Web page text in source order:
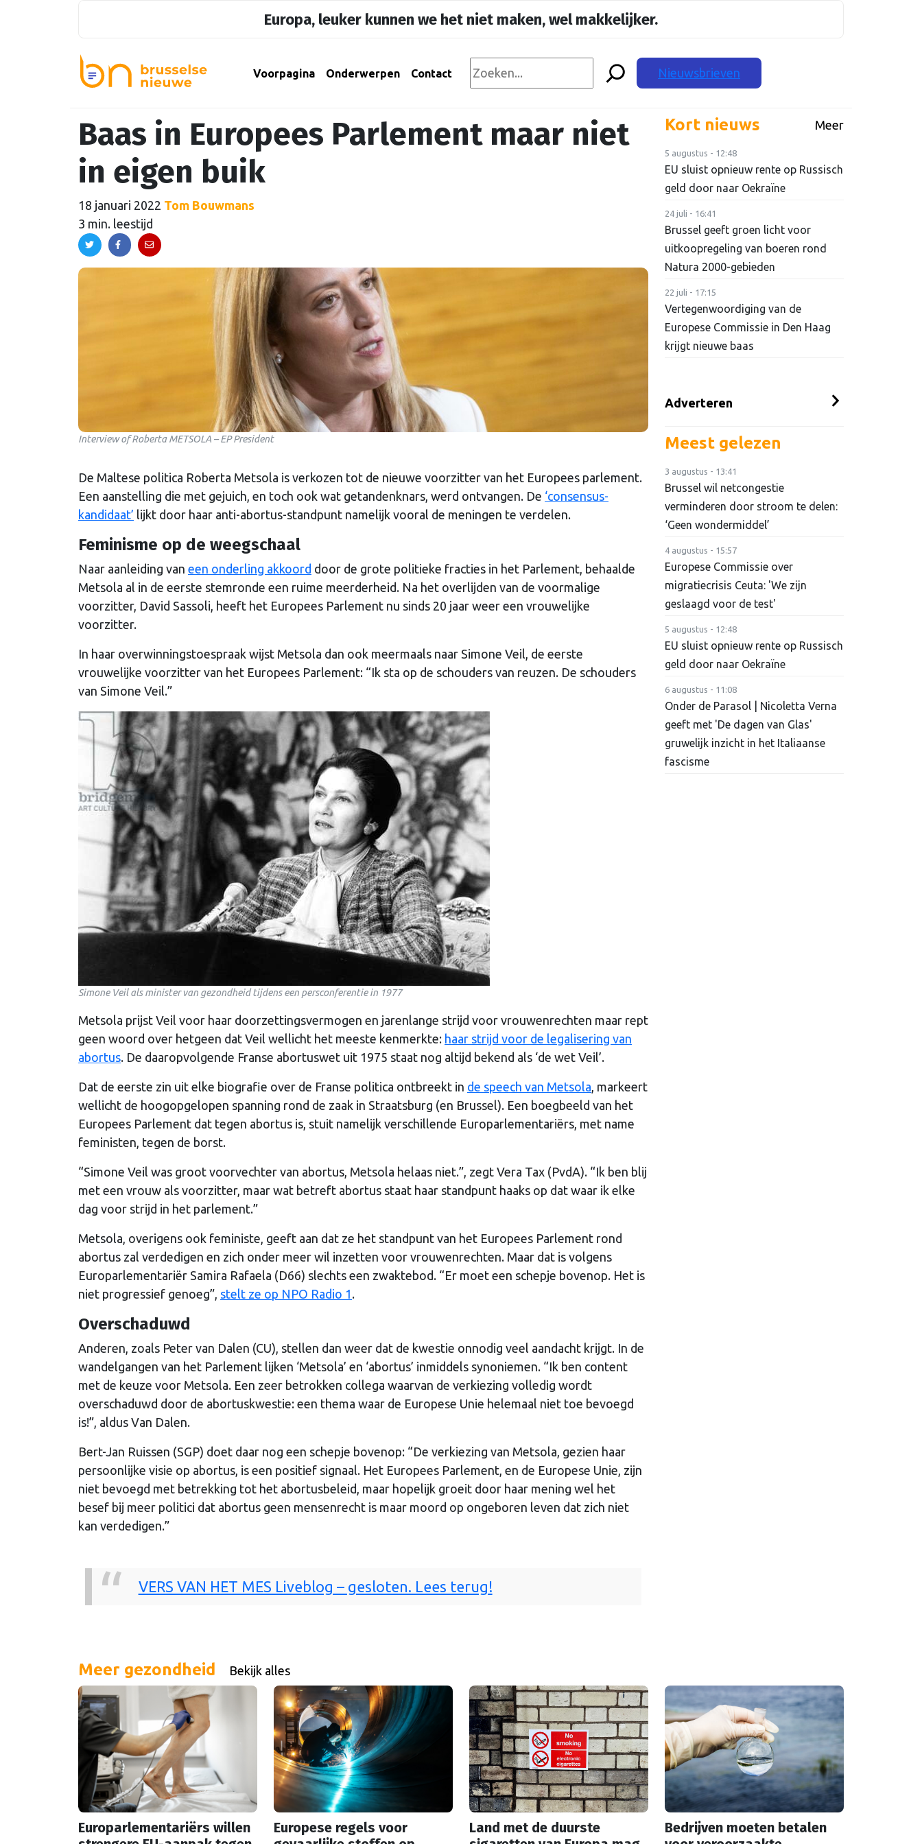
Europa, leuker kunnen we het niet maken, wel makkelijker.
Voorpagina Onderwerpen Contact Nieuwsbrieven
Baas in Europees Parlement maar niet
in eigen buik
18 januari 2022 Tom Bouwmans
3 min. leestijd
Interview of Roberta METSOLA – EP President
De Maltese politica Roberta Metsola is verkozen tot de nieuwe voorzitter van het Europees parlement.
Een aanstelling die met gejuich, en toch ook wat getandenknars, werd ontvangen. De ‘consensus-
kandidaat’ lijkt door haar anti-abortus-standpunt namelijk vooral de meningen te verdelen.
Feminisme op de weegschaal
Naar aanleiding van een onderling akkoord door de grote politieke fracties in het Parlement, behaalde
Metsola al in de eerste stemronde een ruime meerderheid. Na het overlijden van de voormalige
voorzitter, David Sassoli, heeft het Europees Parlement nu sinds 20 jaar weer een vrouwelijke
voorzitter.
In haar overwinningstoespraak wijst Metsola dan ook meermaals naar Simone Veil, de eerste
vrouwelijke voorzitter van het Europees Parlement: “Ik sta op de schouders van reuzen. De schouders
van Simone Veil.”
Simone Veil als minister van gezondheid tijdens een persconferentie in 1977
Metsola prijst Veil voor haar doorzettingsvermogen en jarenlange strijd voor vrouwenrechten maar rept
geen woord over hetgeen dat Veil wellicht het meeste kenmerkte: haar strijd voor de legalisering van
abortus. De daaropvolgende Franse abortuswet uit 1975 staat nog altijd bekend als ‘de wet Veil’.
Dat de eerste zin uit elke biografie over de Franse politica ontbreekt in de speech van Metsola , markeert
wellicht de hoogopgelopen spanning rond de zaak in Straatsburg (en Brussel). Een boegbeeld van het
Europees Parlement dat tegen abortus is, stuit namelijk verschillende Europarlementariërs, met name
feministen, tegen de borst.
“Simone Veil was groot voorvechter van abortus, Metsola helaas niet.”, zegt Vera Tax (PvdA). “Ik ben blij
met een vrouw als voorzitter, maar wat betreft abortus staat haar standpunt haaks op dat waar ik elke
dag voor strijd in het parlement.”
Metsola, overigens ook feministe, geeft aan dat ze het standpunt van het Europees Parlement rond
abortus zal verdedigen en zich onder meer wil inzetten voor vrouwenrechten. Maar dat is volgens
Europarlementariër Samira Rafaela (D66) slechts een zwaktebod. “Er moet een schepje bovenop. Het is
niet progressief genoeg”, stelt ze op NPO Radio 1 .
Overschaduwd
Anderen, zoals Peter van Dalen (CU), stellen dan weer dat de kwestie onnodig veel aandacht krijgt. In de
wandelgangen van het Parlement lijken ‘Metsola’ en ‘abortus’ inmiddels synoniemen. “Ik ben content
met de keuze voor Metsola. Een zeer betrokken collega waarvan de verkiezing volledig wordt
overschaduwd door de abortuskwestie: een thema waar de Europese Unie helemaal niet toe bevoegd
is!”, aldus Van Dalen.
Bert-Jan Ruissen (SGP) doet daar nog een schepje bovenop: “De verkiezing van Metsola, gezien haar
persoonlijke visie op abortus, is een positief signaal. Het Europees Parlement, en de Europese Unie, zijn
niet bevoegd met betrekking tot het abortusbeleid, maar hopelijk groeit door haar mening wel het
besef bij meer politici dat abortus geen mensenrecht is maar moord op ongeboren leven dat zich niet
kan verdedigen.”
VERS VAN HET MES Liveblog – gesloten. Lees terug!
Kort nieuws Meer
5 augustus - 12:48
EU sluist opnieuw rente op Russisch
geld door naar Oekraïne
24 juli - 16:41
Brussel geeft groen licht voor
uitkoopregeling van boeren rond
Natura 2000-gebieden
22 juli - 17:15
Vertegenwoordiging van de
Europese Commissie in Den Haag
krijgt nieuwe baas
Adverteren
Meest gelezen
3 augustus - 13:41
Brussel wil netcongestie
verminderen door stroom te delen:
‘Geen wondermiddel’
4 augustus - 15:57
Europese Commissie over
migratiecrisis Ceuta: 'We zijn
geslaagd voor de test'
5 augustus - 12:48
EU sluist opnieuw rente op Russisch
geld door naar Oekraïne
6 augustus - 11:08
Onder de Parasol | Nicoletta Verna
geeft met 'De dagen van Glas'
gruwelijk inzicht in het Italiaanse
fascisme
Meer gezondheid Bekijk alles
Europarlementariërs willen
Europese regels voor
Land met de duurste
Bedrijven moeten betalen